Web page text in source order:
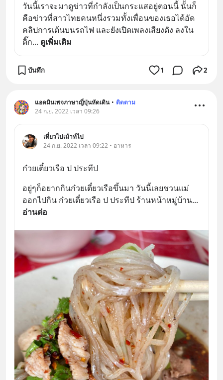
วันนี้เราจะมาดูข่าวที่กำลังเป็นกระแสอยู่ตอนนี้ นั้นก็
คือข่าวที่สาวไทยคนหนึ่งรวมทั้งเพื่อนของเธอได้อัด
คลิปการเต้นบนรถไฟ และยังเปิดเพลงเสียงดัง ลงใน
ติ๊ก... ดูเพิ่มเติม
บันทึก 1 2
แอดมินเพจภาษาญี่ปุ่นหัดเดิน • ติดตาม
24 ก.ย. 2022 เวลา 09:26
เที่ยวไปเม้าท์ไป
24 ก.ย. 2022 เวลา 09:22 • อาหาร
ก๋วยเตี๋ยวเรือ ป ประทีป
อยู่ๆก็อยากกินก๋วยเตี๋ยวเรือขึ้นมา วันนี้เลยชวนแม่
ออกไปกิน ก๋วยเตี๋ยวเรือ ป ประทีป ร้านหน้าหมู่บ้าน
อ่านต่อ